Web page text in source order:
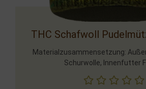
THC Schafwoll
Materialzusammensetzung:
Schurwolle, Innenfutter